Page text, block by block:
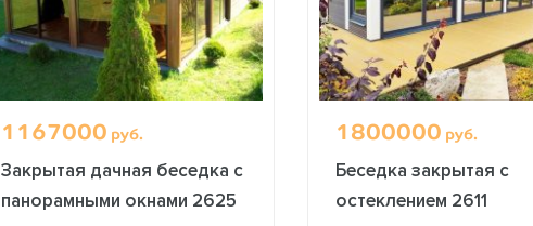
1167000 руб.
Закрытая дачная беседка с
панорамными окнами 2625
1800000 руб.
Беседка закрытая с
остеклением 2611